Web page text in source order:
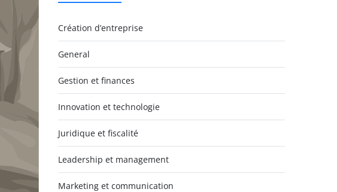
Création d’entreprise
General
Gestion et finances
Innovation et technologie
Juridique et fiscalité
Leadership et management
Marketing et communication